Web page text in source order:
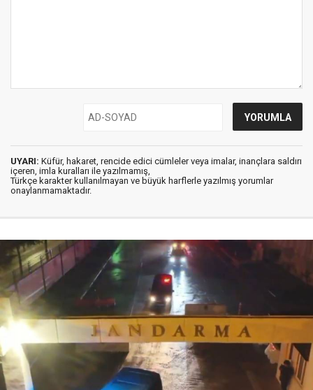
UYARI: Küfür, hakaret, rencide edici cümleler veya imalar, inançlara saldırı
içeren, imla kuralları ile yazılmamış,
Türkçe karakter kullanılmayan ve büyük harflerle yazılmış yorumlar
onaylanmamaktadır.